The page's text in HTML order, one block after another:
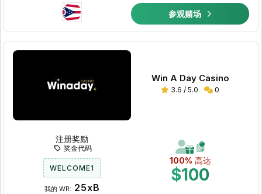
参观赌场
Win A Day Casino
3.6 / 5.0 0
100% 高达
$100
注册奖励
奖金代码
WELCOME1
我的 WR: 25xB